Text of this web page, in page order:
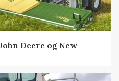
Deere og New